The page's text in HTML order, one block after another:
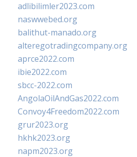
adlibilimler2023.com
naswwebed.org
balithut-manado.org
alteregotradingcompany.org
aprce2022.com
ibie2022.com
sbcc-2022.com
AngolaOilAndGas2022.com
Convoy4Freedom2022.com
grur2023.org
hkhk2023.org
napm2023.org